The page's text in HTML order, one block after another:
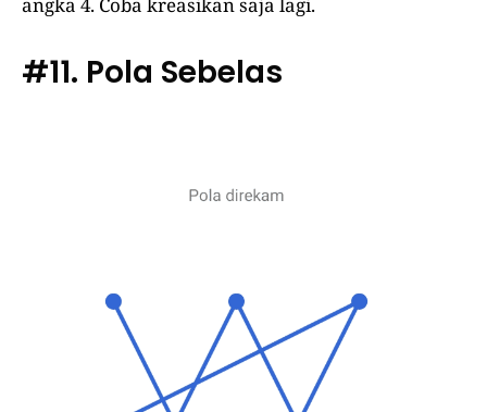
angka 4. Coba kreasikan saja lagi.
#11. Pola Sebelas